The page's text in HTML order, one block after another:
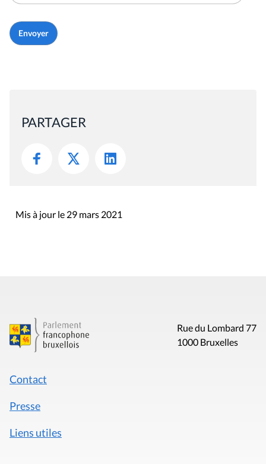
PARTAGER
Mis à jour le 29 mars 2021
Rue du Lombard 77
1000 Bruxelles
Contact
Presse
Liens utiles